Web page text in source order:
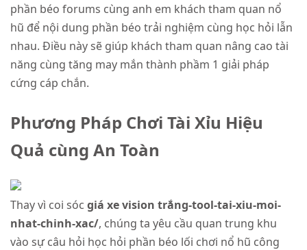
phần béo forums cùng anh em khách tham quan nổ
hũ để nội dung phần béo trải nghiệm cùng học hỏi lẫn
nhau. Điều này sẽ giúp khách tham quan nâng cao tài
năng cùng tăng may mắn thành phầm 1 giải pháp
cứng cáp chắn.
Phương Pháp Chơi Tài Xỉu Hiệu
Quả cùng An Toàn
Thay vì coi sóc giá xe vision trắng-tool-tai-xiu-moi-
nhat-chinh-xac/, chúng ta yêu cầu quan trung khu
vào sự câu hỏi học hỏi phần béo lối chơi nổ hũ công